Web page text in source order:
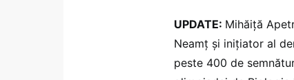
UPDATE: Mihăiță
Neamț și inițiator al
peste 400 de